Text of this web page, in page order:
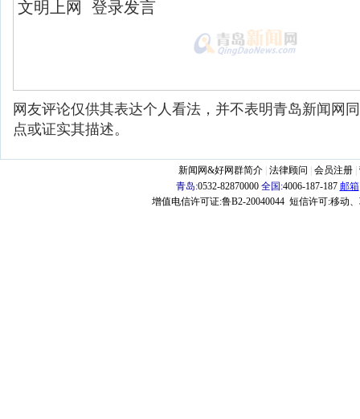
网友评论仅供其表达个人看法，并不表明青岛新闻网
点或证实其描述。